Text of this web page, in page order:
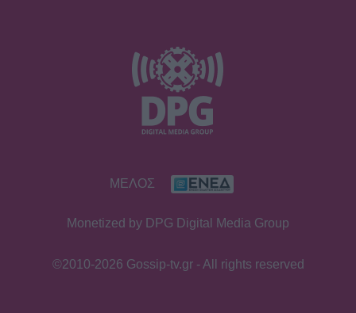
ΜΕΛΟΣ
Monetized by DPG Digital Media Group
©2010-2026 Gossip-tv.gr - All rights reserved